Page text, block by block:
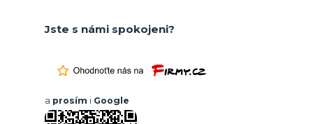
Jste s námi spokojeni?
a prosím i Google